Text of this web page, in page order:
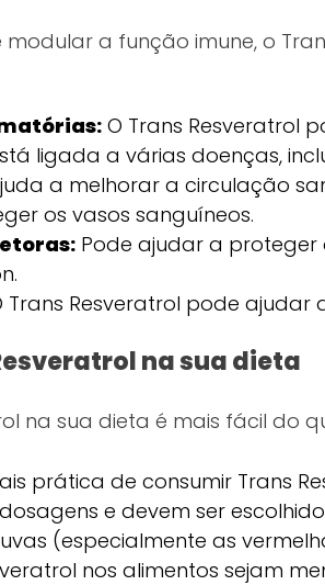
a função imune, o
O Trans Resveratrol
ligada a várias doenças,
a melhorar a circulação
os vasos sanguíneos.
Pode ajudar a proteger
Trans Resveratrol pode ajudar
na sua dieta
na sua dieta é mais fácil do
prática de consumir Trans
e devem ser
(especialmente as
nos alimentos sejam